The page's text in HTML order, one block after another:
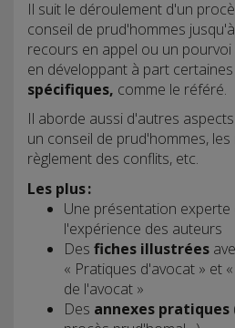
Il suit le déroulement d'un
conseil de prud'hommes
recours en appel ou un
en développant à part certaines
spécifiques, comme le référé.
Il aborde aussi d'autres
un conseil de prud'hommes,
règlement des conflits, etc.
Les plus :
Une présentation experte
l'expérience des auteurs
Des fiches illustrées
« Pratiques d'avocat » et
de l'avocat »
Des annexes pratiques